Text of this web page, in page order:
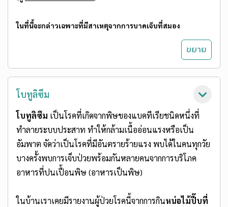
ในที่นี้จะกล่าวเฉพาะที่มีสาเหตุจากการบาดเจ็บที่สมอง
โบทูลิซึม
โบทูลิซึม เป็นโรคที่เกิดจากพิษของแบคทีเรียชนิดหนึ่งที่
ทำลายระบบประสาท ทำให้กล้ามเนื้ออ่อนแรงหรือเป็น
อัมพาต จัดว่าเป็นโรคที่มีอันตรายร้ายแรง พบได้ในคนทุกวัย
บางครั้งพบการเจ็บป่วยพร้อมกันหลายคนจากการบริโภค
อาหารที่ปนเปื้อนพิษ (อาหารเป็นพิษ)
ในบ้านเราเคยมีรายงานผู้ป่วยโรคนี้จากการกินหน่อไม้ปี๊บที่